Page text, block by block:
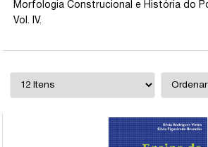
Morfologia Construcional e História do
Vol. IV.